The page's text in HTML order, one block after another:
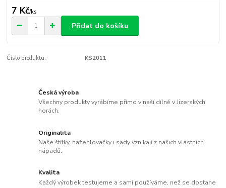
7 Kč/ks
Přidat do košíku
Číslo produktu: KS2011
Česká výroba
Všechny produkty vyrábíme přímo v naší dílně v Jizerských
horách.
Originalita
Naše štítky, nažehlovačky i sady vznikají z našich vlastních
nápadů.
Kvalita
Každý výrobek testujeme a sami používáme, než se dostane